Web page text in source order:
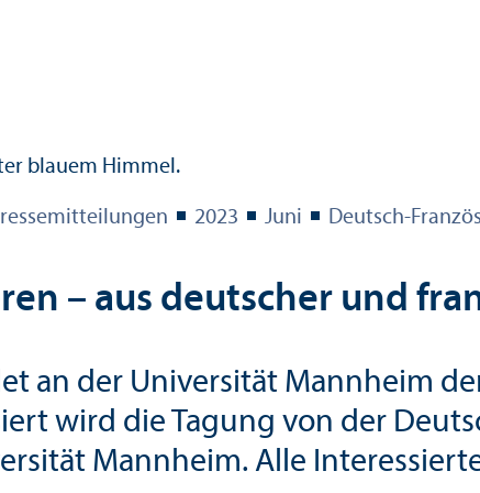
2023 Juni Deutsch-
– aus deutscher und
an der Universität Mannheim
wird die Tagung von der
Mannheim. Alle